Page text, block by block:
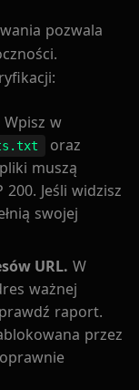
pozwala
Wpisz w
oraz
muszą
Jeśli widzisz
swojej
URL. W
ważnej
raport.
przez